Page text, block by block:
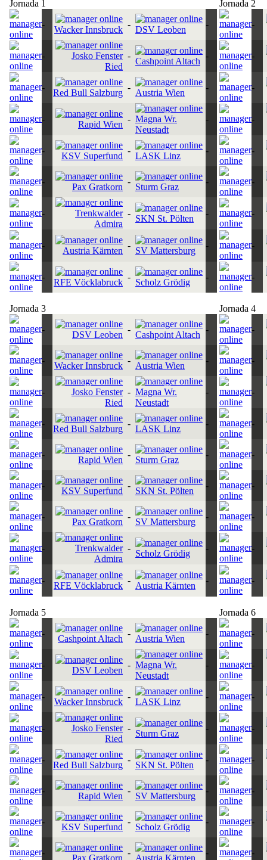
Jornada 1 Jornada 2
-
Wacker Innsbruck
-
DSV Leoben
- -
-
Josko Fenster
Ried
-
Cashpoint Altach
- -
-
Red Bull Salzburg
-
Austria Wien
- -
-
Rapid Wien
- Magna Wr.
Neustadt
- -
-
KSV Superfund
-
LASK Linz
- -
-
Pax Gratkorn
-
Sturm Graz
- -
-
Trenkwalder
Admira
-
SKN St. Pölten
- -
-
Austria Kärnten
-
SV Mattersburg
- -
-
RFE Vöcklabruck
-
Scholz Grödig
- -
Jornada 3 Jornada 4
-
DSV Leoben
-
Cashpoint Altach
- -
-
Wacker Innsbruck
-
Austria Wien
- -
-
Josko Fenster
Ried
- Magna Wr.
Neustadt
- -
-
Red Bull Salzburg
-
LASK Linz
- -
-
Rapid Wien
-
Sturm Graz
- -
-
KSV Superfund
-
SKN St. Pölten
- -
-
Pax Gratkorn
-
SV Mattersburg
- -
-
Trenkwalder
Admira
-
Scholz Grödig
- -
-
RFE Vöcklabruck
-
Austria Kärnten
- -
Jornada 5 Jornada 6
-
Cashpoint Altach
-
Austria Wien
- -
-
DSV Leoben
- Magna Wr.
Neustadt
- -
-
Wacker Innsbruck
-
LASK Linz
- -
-
Josko Fenster
Ried
-
Sturm Graz
- -
-
Red Bull Salzburg
-
SKN St. Pölten
- -
-
Rapid Wien
-
SV Mattersburg
- -
-
KSV Superfund
-
Scholz Grödig
- -
-
Pax Gratkorn
-
Austria Kärnten
- -